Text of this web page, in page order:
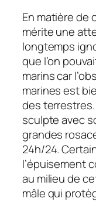
En matière de
mérite une
longtemps
que l’on
marins car
marines est
des
sculpte avec
grandes
24h/24.
l’épuisement
au milieu de
mâle qui